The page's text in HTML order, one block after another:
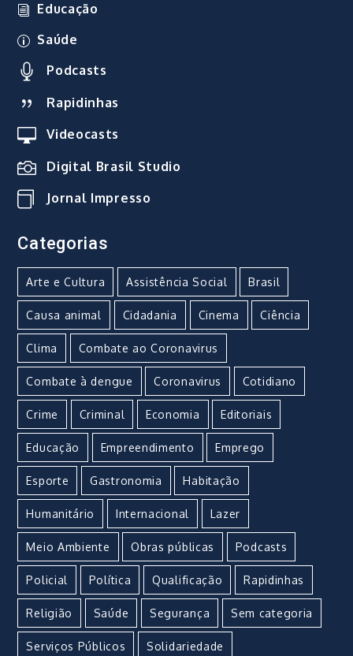
Educação
Saúde
Podcasts
Rapidinhas
Videocasts
Digital Brasil Studio
Jornal Impresso
Categorias
Arte e Cultura Assistência Social Brasil
Causa animal Cidadania Cinema Ciência
Clima Combate ao Coronavirus
Combate à dengue Coronavirus Cotidiano
Crime Criminal Economia Editoriais
Educação Empreendimento Emprego
Esporte Gastronomia Habitação
Humanitário Internacional Lazer
Meio Ambiente Obras públicas Podcasts
Policial Política Qualificação Rapidinhas
Religião Saúde Segurança Sem categoria
Serviços Públicos Solidariedade